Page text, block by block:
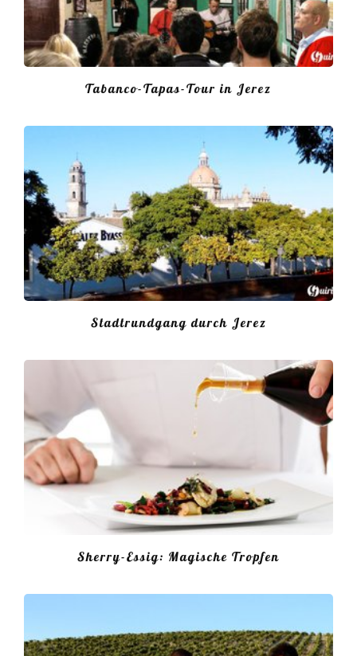
Tabanco-Tapas-Tour in Jerez
Stadtrundgang durch Jerez
Sherry-Essig: Magische Tropfen